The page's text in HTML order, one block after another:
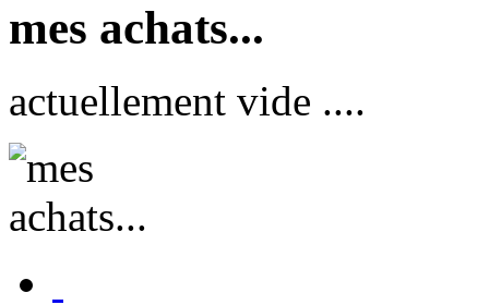
mes achats...
actuellement vide ....